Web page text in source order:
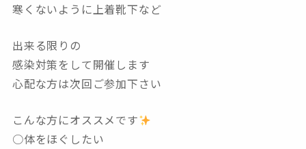
寒くないように上着靴下など
出来る限りの
感染対策をして開催します
心配な方は次回ご参加下さい
こんな方にオススメです
○体をほぐしたい